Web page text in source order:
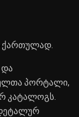
ქართულად.
და
პორტალი,
კატალოგს.